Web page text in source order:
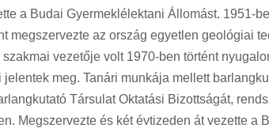
a Budai Gyermeklélektani Állomást. 1951-
megszervezte az ország egyetlen geológiai
vezetője volt 1970-ben történt
meg. Tanári munkája mellett
Társulat Oktatási Bizottságát,
Megszervezte és két évtizeden át vezette a